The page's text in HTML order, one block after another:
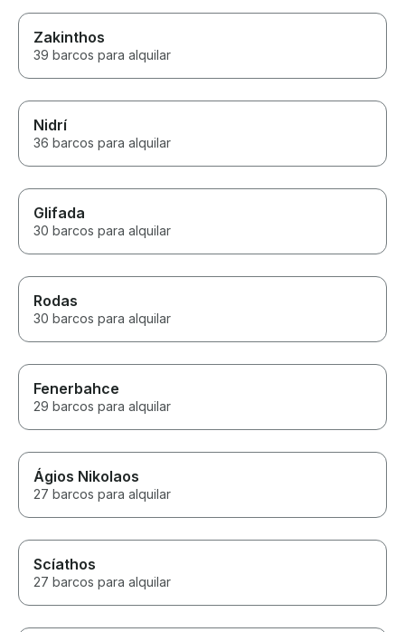
Zakinthos
39 barcos para alquilar
Nidrí
36 barcos para alquilar
Glifada
30 barcos para alquilar
Rodas
30 barcos para alquilar
Fenerbahce
29 barcos para alquilar
Ágios Nikolaos
27 barcos para alquilar
Scíathos
27 barcos para alquilar